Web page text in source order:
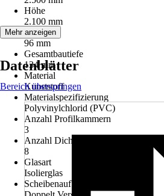
Höhe
2.100 mm
Bautiefe
96 mm
Gesamtbautiefe
134 mm
Material
Kunststoff
Materialspezifizierung
Polyvinylchlorid (PVC)
Anzahl Profilkammern
3
Anzahl Dichtungen
8
Glasart
Isolierglas
Scheibenaufbau
Mehr anzeigen
Datenblätter
Bereich überspringen